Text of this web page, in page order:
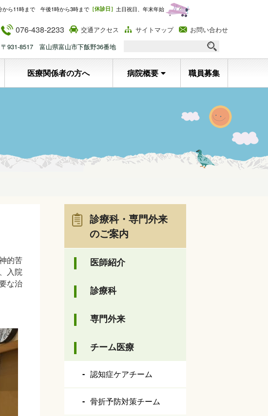
076-438-2233 交通アクセス サイトマップ
お問い合わせ
〒931-8517 富山県富山市下飯野36番地
から11時まで 午後1時から3時まで ［休診日］ 土日祝日、年末年始
医療関係者の方へ 病院概要 職員募集
的苦
入院
な治
診療科・専門外来
のご案内
医師紹介
診療科
専門外来
チーム医療
認知症ケアチーム
骨折予防対策チーム